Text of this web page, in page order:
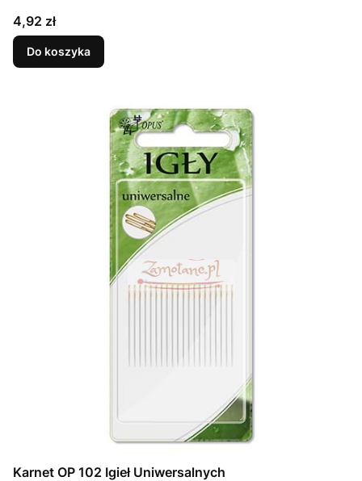
Cena
4,92 zł
Do koszyka
Karnet OP 102 Igieł Uniwersalnych